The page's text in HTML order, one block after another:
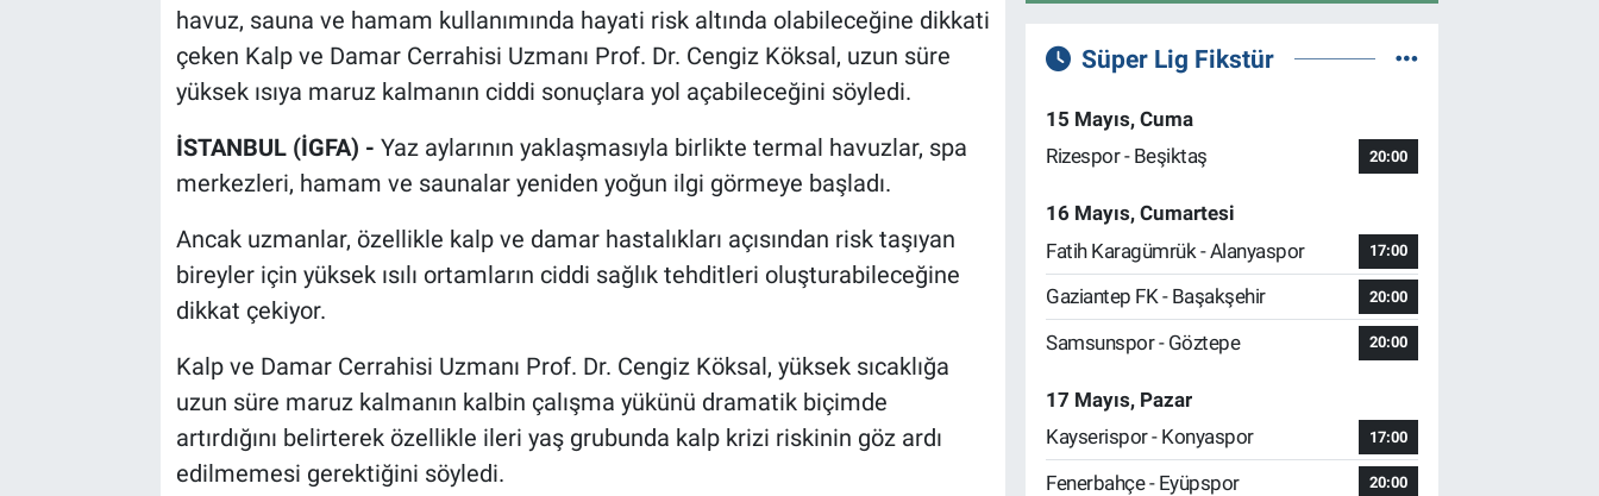
havuz, sauna ve hamam kullanımında hayati risk altında olabileceğine dikkati
çeken Kalp ve Damar Cerrahisi Uzmanı Prof. Dr. Cengiz Köksal, uzun süre
yüksek ısıya maruz kalmanın ciddi sonuçlara yol açabileceğini söyledi.
İSTANBUL (İGFA) - Yaz aylarının yaklaşmasıyla birlikte termal havuzlar, spa
merkezleri, hamam ve saunalar yeniden yoğun ilgi görmeye başladı.
Ancak uzmanlar, özellikle kalp ve damar hastalıkları açısından risk taşıyan
bireyler için yüksek ısılı ortamların ciddi sağlık tehditleri oluşturabileceğine
dikkat çekiyor.
Kalp ve Damar Cerrahisi Uzmanı Prof. Dr. Cengiz Köksal, yüksek sıcaklığa
uzun süre maruz kalmanın kalbin çalışma yükünü dramatik biçimde
artırdığını belirterek özellikle ileri yaş grubunda kalp krizi riskinin göz ardı
edilmemesi gerektiğini söyledi.
Süper Lig Fikstür
15 Mayıs, Cuma
Rizespor - Beşiktaş
20:00
16 Mayıs, Cumartesi
Fatih Karagümrük - Alanyaspor
17:00
Gaziantep FK - Başakşehir 20:00
Samsunspor - Göztepe 20:00
17 Mayıs, Pazar
Kayserispor - Konyaspor
17:00
Fenerbahçe - Eyüpspor 20:00